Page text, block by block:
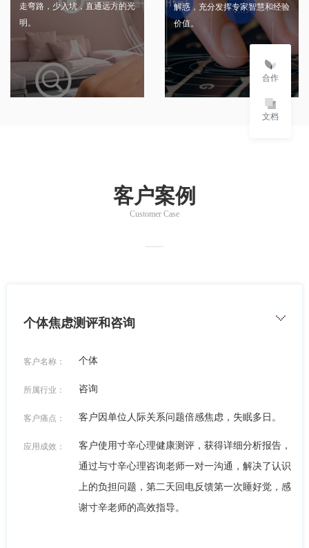
走弯路，少入坑，直通远方的光
明。
解惑，充分发挥专家智慧和经验
价值。
客户案例
Customer Case
个体焦虑测评和咨询
客户名称： 个体
所属行业： 咨询
客户痛点： 客户因单位人际关系问题倍感焦虑，失眠多日。
应用成效：
客户使用寸辛心理健康测评，获得详细分析报告，
通过与寸辛心理咨询老师一对一沟通，解决了认识
上的负担问题，第二天回电反馈第一次睡好觉，感
谢寸辛老师的高效指导。
合作
文档